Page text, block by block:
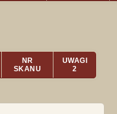
NR
SKANU
UWAGI
2